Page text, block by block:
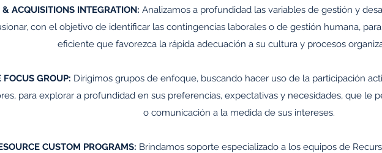
& ACQUISITIONS INTEGRATION: Analizamos a profundidad las variables de gestión y
con el objetivo de identificar las contingencias laborales o de gestión humana,
eficiente que favorezca la rápida adecuación a su cultura y procesos
FOCUS GROUP: Dirigimos grupos de enfoque, buscando hacer uso de la participación
para explorar a profundidad en sus preferencias, expectativas y necesidades, que le
o comunicación a la medida de sus intereses.
CUSTOM PROGRAMS: Brindamos soporte especializado a los equipos de